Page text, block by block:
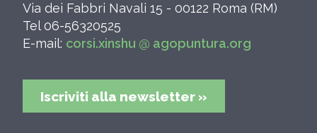
Via dei Fabbri Navali 15 - 00122 Roma (RM)
Tel 06-56320525
E-mail: corsi.xinshu @ agopuntura.org
Iscriviti alla newsletter »